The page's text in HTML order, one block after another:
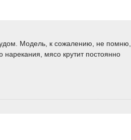
Модель, к сожалению, не помню,
нарекания, мясо крутит постоянно